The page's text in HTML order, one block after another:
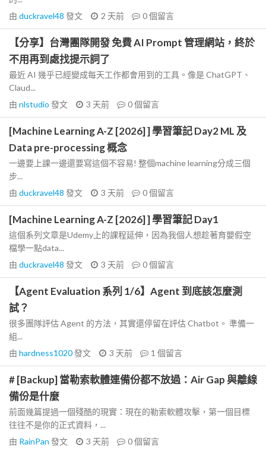
由 duckravel48 發文 2 天前 0個留言
【分享】台灣團隊開發 免費 AI Prompt 管理網站，終於
不用再到處找提示詞了
最近 AI 幾乎已經變成每天工作都會用到的工具。像是 ChatGPT、
Claud...
由 nlstudio 發文 3 天前 0個留言
[Machine Learning A-Z [2026] ] 學習筆記 Day2 ML 及
Data pre-processing 概念
一邊要上課一邊還要寫這個不容易! 整個machine learning分成三個
步...
由 duckravel48 發文 3 天前 0個留言
[Machine Learning A-Z [2026] ] 學習筆記 Day1
這個系列文章是Udemy上的課程延伸，因為我個人想趁著育嬰假空
檔學一點data...
由 duckravel48 發文 3 天前 0個留言
【Agent Evaluation 系列 1/6】Agent 到底該怎麼測
試？
很多團隊評估 Agent 的方法，其實還停留在評估 Chatbot。 準備一
組...
由 hardness1020發文 3 天前 1 個留言
# [Backup] 當勒索軟體連備份都不放過：Air Gap 與離線
備份是什麼
前面幾篇提過一個殘酷的現實：現在的勒索軟體攻擊，第一個目標
往往不是你的正式資料，...
由 RainPan 發文 3 天前 0個留言